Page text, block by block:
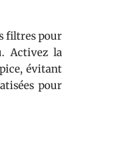
filtres pour
Activez la
évitant
pour